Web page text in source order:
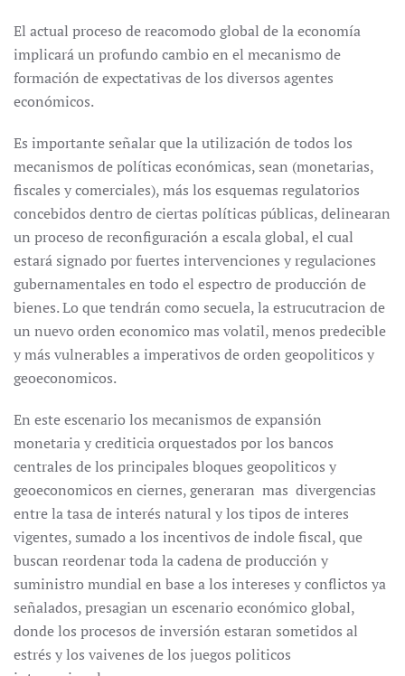
El actual proceso de reacomodo global de la economía
implicará un profundo cambio en el mecanismo de
formación de expectativas de los diversos agentes
económicos.
Es importante señalar que la utilización de todos los
mecanismos de políticas económicas, sean (monetarias,
fiscales y comerciales), más los esquemas regulatorios
concebidos dentro de ciertas políticas públicas, delinearan
un proceso de reconfiguración a escala global, el cual
estará signado por fuertes intervenciones y regulaciones
gubernamentales en todo el espectro de producción de
bienes. Lo que tendrán como secuela, la estrucutracion de
un nuevo orden economico mas volatil, menos predecible
y más vulnerables a imperativos de orden geopoliticos y
geoeconomicos.
En este escenario los mecanismos de expansión
monetaria y crediticia orquestados por los bancos
centrales de los principales bloques geopoliticos y
geoeconomicos en ciernes, generaran mas divergencias
entre la tasa de interés natural y los tipos de interes
vigentes, sumado a los incentivos de indole fiscal, que
buscan reordenar toda la cadena de producción y
suministro mundial en base a los intereses y conflictos ya
señalados, presagian un escenario económico global,
donde los procesos de inversión estaran sometidos al
estrés y los vaivenes de los juegos politicos